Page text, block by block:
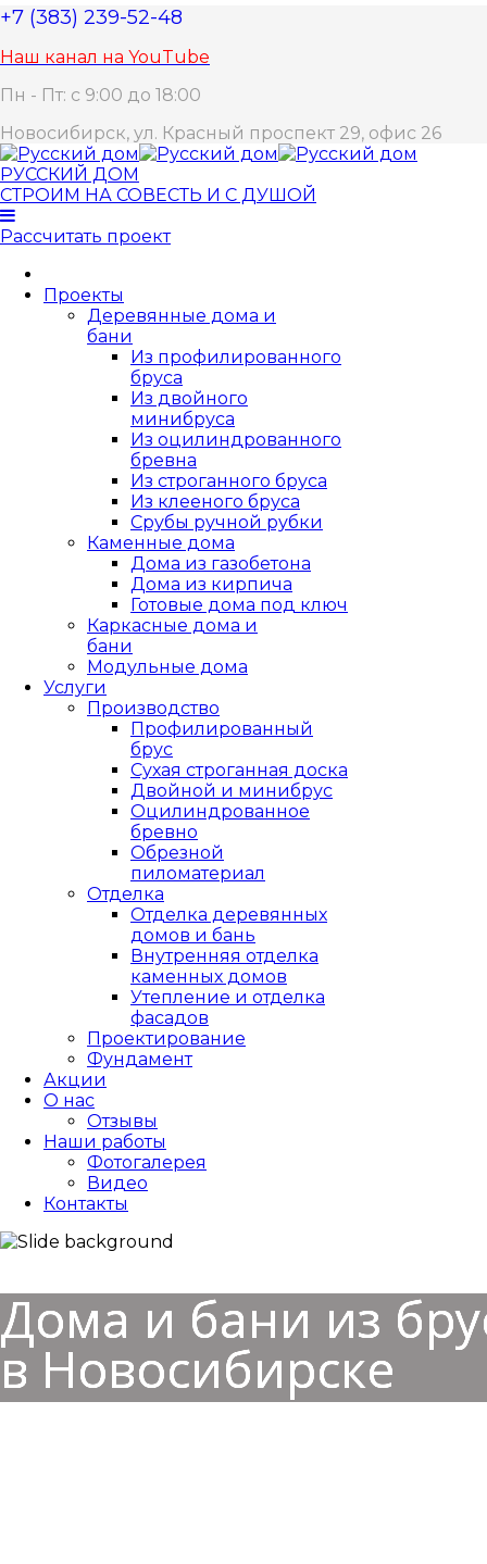
+7 (383) 239-52-48
Наш канал на YouTube
Пн - Пт: с 9:00 до 18:00
Новосибирск, ул. Красный проспект 29, офис 26
РУССКИЙ ДОМ
СТРОИМ НА СОВЕСТЬ И С ДУШОЙ
Рассчитать проект
Проекты
Деревянные дома и
бани
Из профилированного
бруса
Из двойного
минибруса
Из оцилиндрованного
бревна
Из строганного бруса
Из клееного бруса
Срубы ручной рубки
Каменные дома
Дома из газобетона
Дома из кирпича
Готовые дома под ключ
Каркасные дома и
бани
Модульные дома
Услуги
Производство
Профилированный
брус
Сухая строганная доска
Двойной и минибрус
Оцилиндрованное
бревно
Обрезной
пиломатериал
Отделка
Отделка деревянных
домов и бань
Внутренняя отделка
каменных домов
Утепление и отделка
фасадов
Проектирование
Фундамент
Акции
О нас
Отзывы
Наши работы
Фотогалерея
Видео
Контакты
Дома и бани из
в Новосибирске